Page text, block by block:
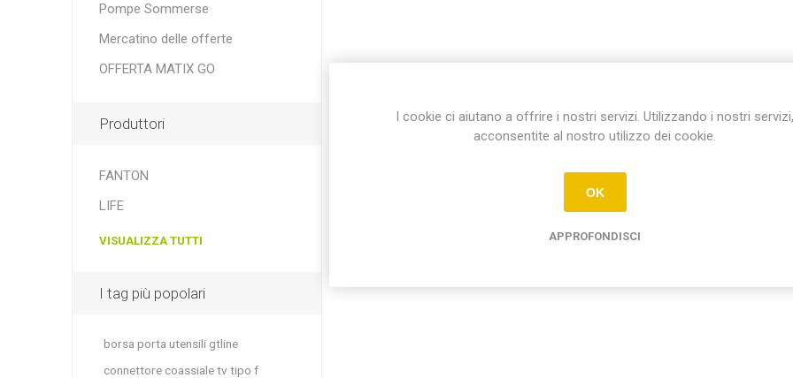
Pompe Sommerse
Mercatino delle offerte
OFFERTA MATIX GO
Produttori
FANTON
LIFE
VISUALIZZA TUTTI
I tag più popolari
borsa porta utensili gtline
connettore coassiale tv tipo f
I cookie ci aiutano a offrire i nostri servizi. Utilizzando i nostri servizi,
acconsentite al nostro utilizzo dei cookie.
OK
APPROFONDISCI